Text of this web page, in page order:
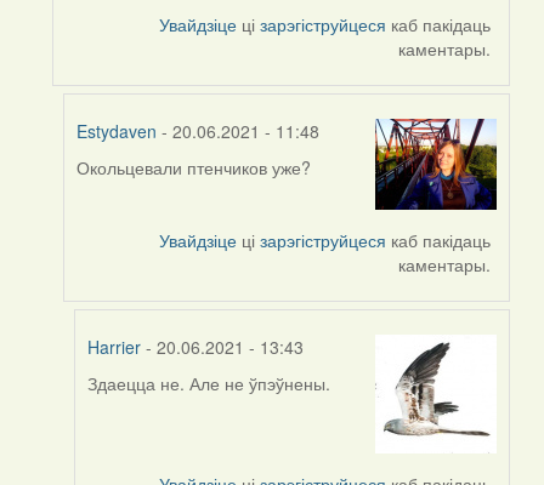
Увайдзіце цізарэгіструйцеся каб пакідаць
каментары.
Estydaven - 20.06.2021 - 11:48
In
Окольцевали птенчиков уже?
Увайдзіце цізарэгіструйцеся каб пакідаць
каментары.
Harrier - 20.06.2021 - 13:43
In
Здаецца не. Але не ўпэўнены.